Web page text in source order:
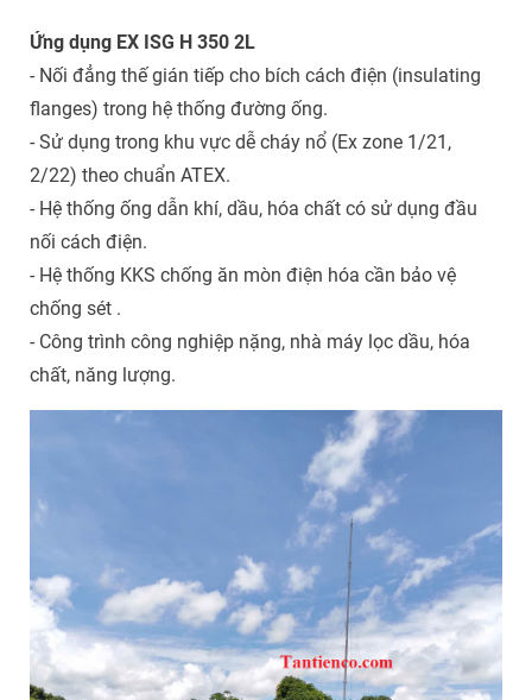
Ứng dụng EX ISG H 350 2L
- Nối đẳng thế gián tiếp cho bích cách điện (insulating
flanges) trong hệ thống đường ống.
- Sử dụng trong khu vực dễ cháy nổ (Ex zone 1/21,
2/22) theo chuẩn ATEX.
- Hệ thống ống dẫn khí, dầu, hóa chất có sử dụng đầu
nối cách điện.
- Hệ thống KKS chống ăn mòn điện hóa cần bảo vệ
chống sét .
- Công trình công nghiệp nặng, nhà máy lọc dầu, hóa
chất, năng lượng.